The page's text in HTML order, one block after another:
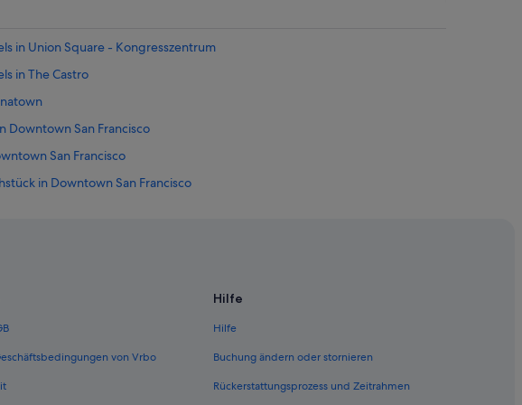
in Union Square - Kongresszentrum
in The Castro
Downtown San Francisco
San Francisco
in Downtown San Francisco
Davies Symphony Hall
in Nob Hill
von Vrbo
Hilfe
Hilfe
Buchung ändern oder stornieren
Rückerstattungsprozess und Zeitrahmen